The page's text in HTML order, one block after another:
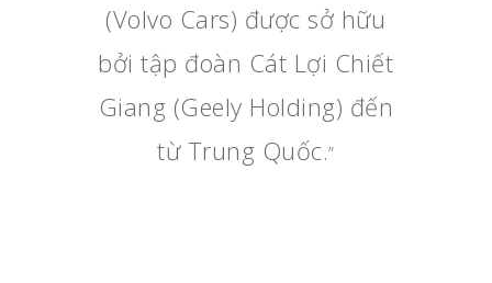
(Volvo Cars) được sở hữu
bởi tập đoàn Cát Lợi Chiết
Giang (Geely Holding) đến
từ Trung Quốc.”